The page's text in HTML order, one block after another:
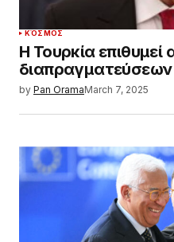
ΚΌΣΜΟΣ
Η Τουρκία
διαπραγματεύσεων
by Pan OramaMarch 7, 2025